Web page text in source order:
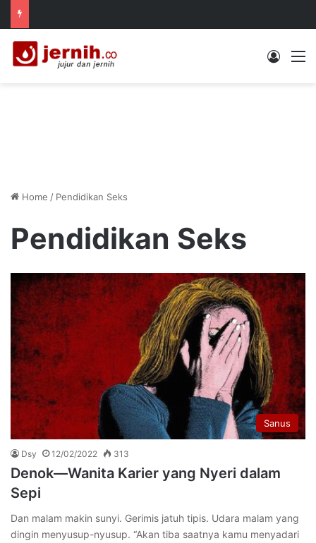
Log In
Home / Pendidikan Seks
Pendidikan Seks
Sanus
Dsy 12/02/2022 313
Denok—Wanita Karier yang Nyeri dalam
Sepi
Dan malam makin sunyi. Gerimis jatuh tipis. Udara malam yang
dingin menyusup-nyusup. “Akan tiba saatnya kamu menyadari